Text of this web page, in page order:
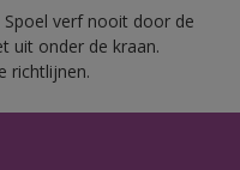
Spoel verf nooit door de
uit onder de kraan.
richtlijnen.